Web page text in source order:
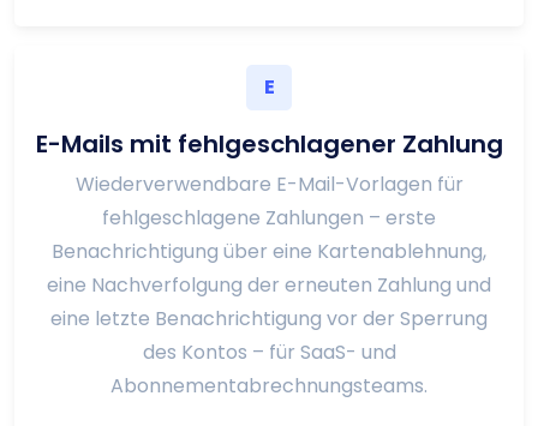
E
E-Mails mit fehlgeschlagener Zahlung
Wiederverwendbare E-Mail-Vorlagen für
fehlgeschlagene Zahlungen – erste
Benachrichtigung über eine Kartenablehnung,
eine Nachverfolgung der erneuten Zahlung und
eine letzte Benachrichtigung vor der Sperrung
des Kontos – für SaaS- und
Abonnementabrechnungsteams.